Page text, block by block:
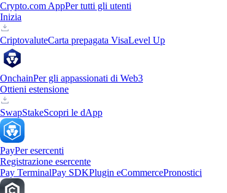
Crypto.com AppPer tutti gli utenti
Inizia
CriptovaluteCarta prepagata VisaLevel Up
OnchainPer gli appassionati di Web3
Ottieni estensione
SwapStakeScopri le dApp
PayPer esercenti
Registrazione esercente
Pay TerminalPay SDKPlugin eCommercePronostici